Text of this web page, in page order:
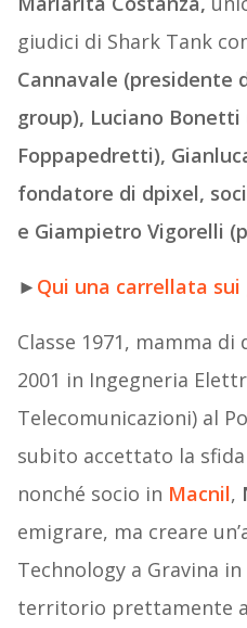
giudici di Shark Tank
Cannavale (presidente
group), Luciano
Foppapedretti),
fondatore di dpixel,
e Giampietro Vigorelli
► Qui una carrellata
Classe 1971, mamma
2001 in Ingegneria
Telecomunicazioni) al
subito accettato la
nonché socio in Macnil,
emigrare, ma creare
Technology a Gravina in
territorio prettamente